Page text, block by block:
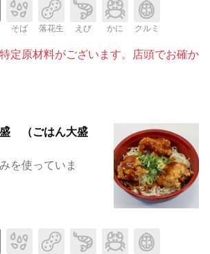
そば 落花生 えび かに クルミ
定原材料がございます。店頭でお確か
（ごはん大盛
を使っていま